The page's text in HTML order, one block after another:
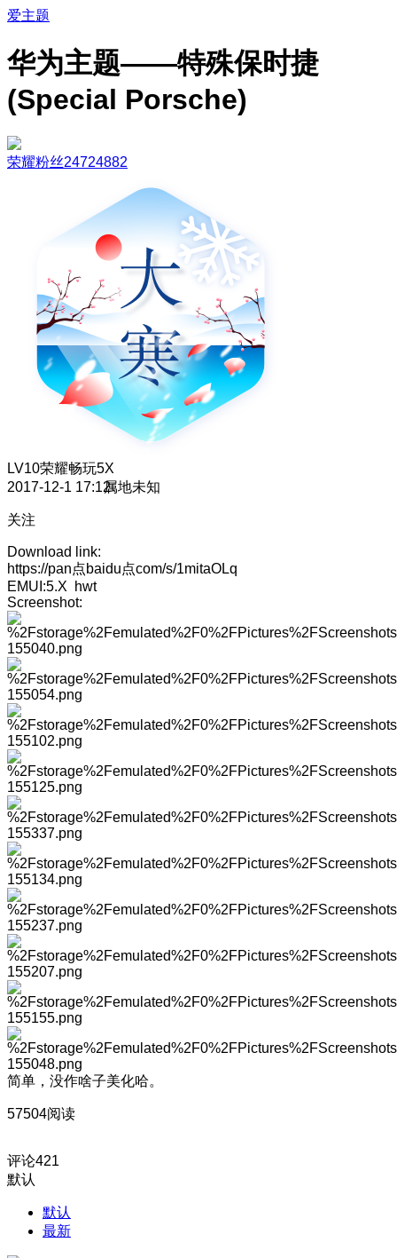
爱主题
华为主题——特殊保时捷
(Special Porsche)
荣耀粉丝24724882
LV10荣耀畅玩5X
2017-12-1 17:12属地未知
关注
Download link:
https://pan点baidu点com/s/1mitaOLq
EMUI:5.X hwt
Screenshot:
简单，没作啥子美化哈。
57504阅读
评论421
默认
默认
最新